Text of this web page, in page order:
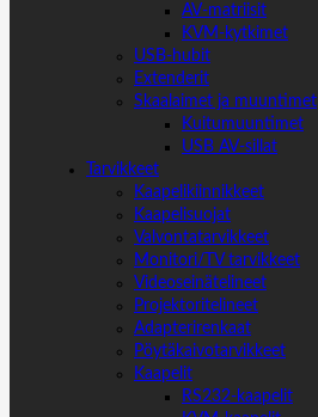
AV-matriisit
KVM-kytkimet
USB-hubit
Extenderit
Skaalaimet ja muuntimet
Kuitumuuntimet
USB AV-sillat
Tarvikkeet
Kaapelikiinnikkeet
Kaapelisuojat
Valvontatarvikkeet
Monitori/TV tarvikkeet
Videoseinätelineet
Projektoritelineet
Adapterirenkaat
Pöytäkaivotarvikkeet
Kaapelit
RS232-kaapelit